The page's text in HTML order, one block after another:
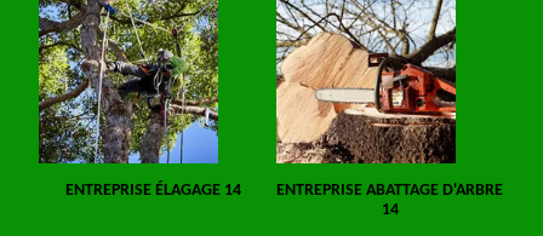
ENTREPRISE ÉLAGAGE 14
ENTREPRISE ABATTAGE D'ARBRE
14